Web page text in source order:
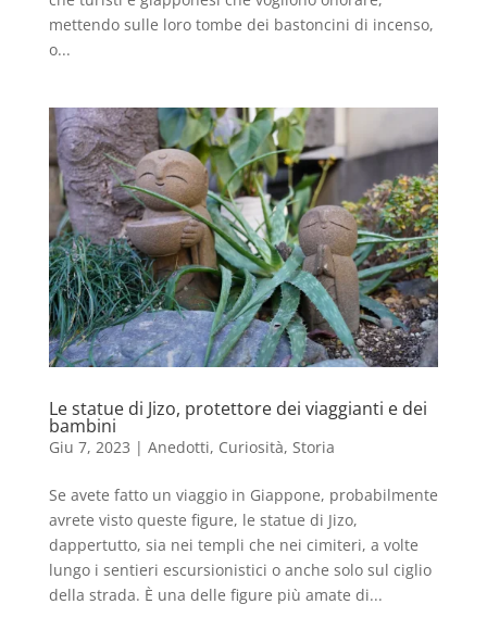
mettendo sulle loro tombe dei bastoncini di incenso,
o...
Le statue di Jizo, protettore dei viaggianti e dei
bambini
Giu 7, 2023 | Anedotti, Curiosità, Storia
Se avete fatto un viaggio in Giappone, probabilmente
avrete visto queste figure, le statue di Jizo,
dappertutto, sia nei templi che nei cimiteri, a volte
lungo i sentieri escursionistici o anche solo sul ciglio
della strada. È una delle figure più amate di...